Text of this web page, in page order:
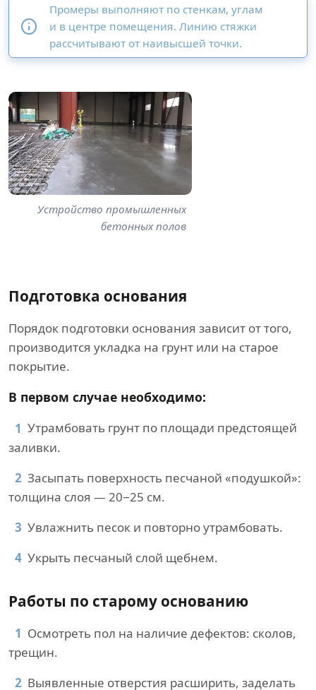
Промеры выполняют по стенкам, углам
и в центре помещения. Линию стяжки
рассчитывают от наивысшей точки.
Устройство промышленных
бетонных полов
Подготовка основания
Порядок подготовки основания зависит от того,
производится укладка на грунт или на старое
покрытие.
В первом случае необходимо:
Утрамбовать грунт по площади предстоящей
заливки.
Засыпать поверхность песчаной «подушкой»:
толщина слоя — 20−25 см.
Увлажнить песок и повторно утрамбовать.
Укрыть песчаный слой щебнем.
Работы по старому основанию
Осмотреть пол на наличие дефектов: сколов,
трещин.
Выявленные отверстия расширить, заделать